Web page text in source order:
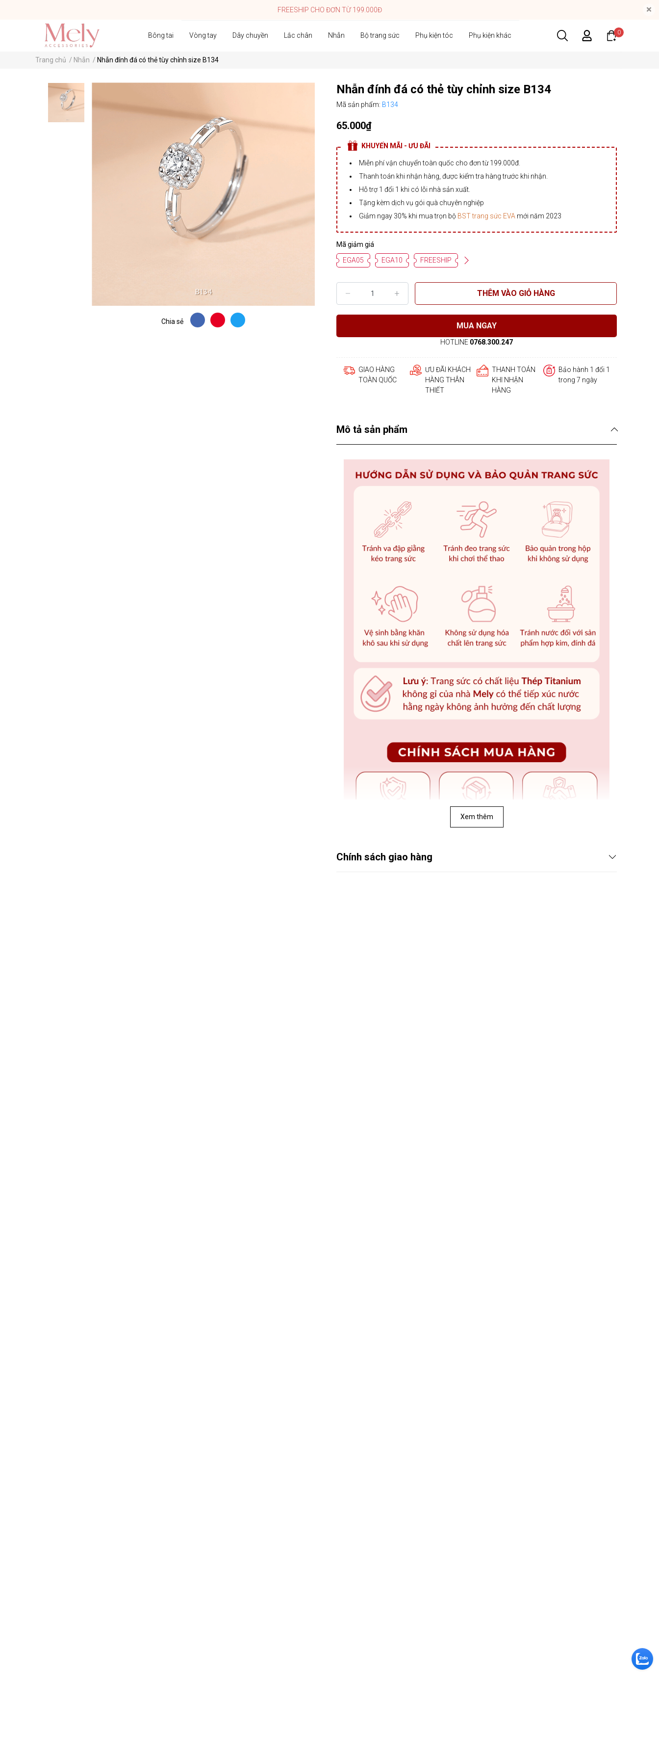
FREESHIP CHO ĐƠN TỪ 199.000Đ ×
Bông tai Vòng tay Dây chuyền Lắc chân Nhẫn Bộ trang sức Phụ kiện tóc Phụ kiện khác 0
Trang chủ / Nhẫn / Nhẫn đính đá có thẻ tùy chỉnh size B134
Chia sẻ
Nhẫn đính đá có thẻ tùy chỉnh size B134
Mã sản phẩm: B134
65.000₫
KHUYẾN MÃI - ƯU ĐÃI
Miễn phí vận chuyển toàn quốc cho đơn từ 199.000đ.
Thanh toán khi nhận hàng, được kiểm tra hàng trước khi nhận.
Hỗ trợ 1 đổi 1 khi có lỗi nhà sản xuất.
Tặng kèm dịch vụ gói quà chuyên nghiệp
Giảm ngay 30% khi mua trọn bộ BST trang sức EVA mới năm 2023
Mã giảm giá
EGA05
EGA10 FREESHIP
THÊM VÀO GIỎ HÀNG
MUA NGAY
HOTLINE 0768.300.247
GIAO HÀNG
TOÀN QUỐC
ƯU ĐÃI KHÁCH
HÀNG THÂN
THIẾT
THANH TOÁN
KHI NHẬN
HÀNG
Bảo hành 1 đổi 1
trong 7 ngày
Mô tả sản phẩm
Xem thêm
Chính sách giao hàng